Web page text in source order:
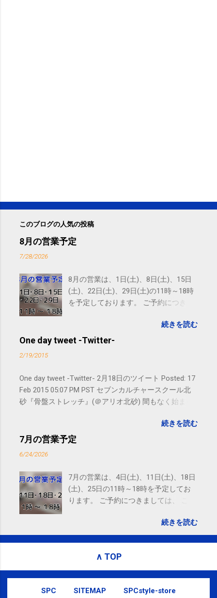
このブログの人気の投稿
8月の営業予定
7/28/2026
8月の営業は、1日(土)、8日(土)、15日
(土)、22日(土)、29日(土)の11時～18時
を予定しております。 ご予約につきま
す。 電話に出られないことがあります
ので、ご予約、お問い合わせは
続きを読む
One day tweet -Twitter-
2/19/2015
One day tweet -Twitter- 2月18日のツイート Posted: 17
Feb 2015 05:07 PM PST セブンカルチャースクール北
砂『骨盤ストレッチ』(＠アリオ北砂) 間もなく始まり
subscribed to email updates from サクマフィジカルコ
ンディショニング(@SPCstyle) - Twilog To stop
Email delivery powered by Google Google Inc., 1600
Amphitheatre Parkway, Mountain View, CA 94043,
United States
続きを読む
7月の営業予定
6/24/2026
7月の営業は、4日(土)、11日(土)、18日
(土)、25日の11時～18時を予定してお
ります。 ご予約につきましては、 こち
れないことがありますので、ご予約、
お問い合わせはSMS（ショートメッセ
続きを読む
∧ TOP
SPC SITEMAP SPCstyle-store